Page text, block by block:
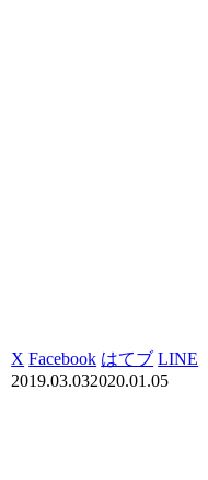
X Facebook はてブ LINE
2019.03.032020.01.05